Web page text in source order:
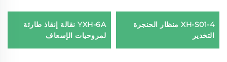
XH-S01-4 منظار الحنجرة
التخدير
YXH-6A نقالة إنقاذ طارئة
لمروحيات الإسعاف